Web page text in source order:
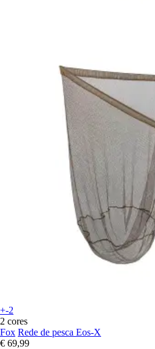
+-2
2 cores
Fox Rede de pesca Eos-X
€ 69,99